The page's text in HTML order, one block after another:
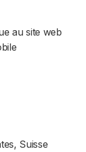
au site web
Suisse